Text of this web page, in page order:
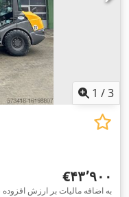
1 /3
‎€۴۳٬۹۰۰
VB به اضافه مالیات بر ارزش افزوده